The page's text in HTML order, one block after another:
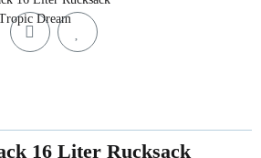
16 Liter Rucksack